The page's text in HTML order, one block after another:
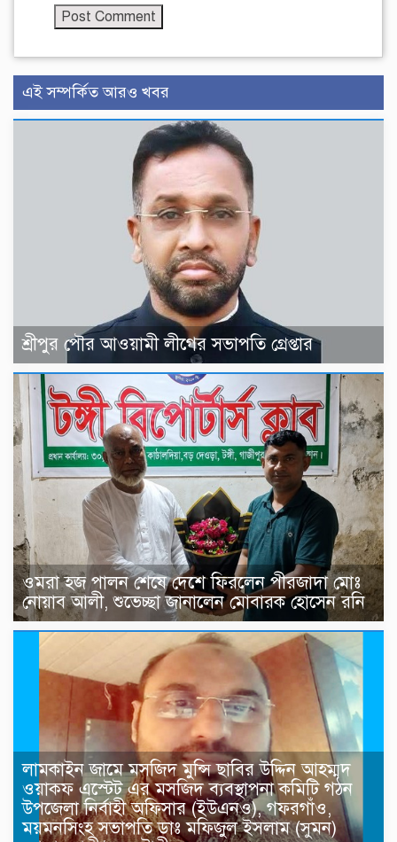
এই সম্পর্কিত আরও খবর
শ্রীপুর পৌর আওয়ামী লীগের সভাপতি গ্রেপ্তার
ওমরা হজ পালন শেষে দেশে ফিরলেন পীরজাদা মোঃ
নোয়াব আলী, শুভেচ্ছা জানালেন মোবারক হোসেন রনি
লামকাইন জামে মসজিদ মুন্সি ছাবির উদ্দিন আহম্মদ
ওয়াক্ফ এস্টেট এর মসজিদ ব্যবস্থাপনা কমিটি গঠন
উপজেলা নির্বাহী অফিসার (ইউএনও), গফরগাঁও,
ময়মনসিংহ সভাপতি ডাঃ মফিজুল ইসলাম (সুমন)